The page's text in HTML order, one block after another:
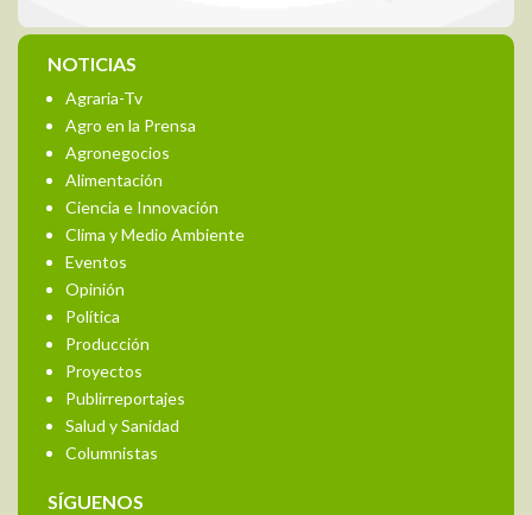
NOTICIAS
Agraria-Tv
Agro en la Prensa
Agronegocios
Alimentación
Ciencia e Innovación
Clima y Medio Ambiente
Eventos
Opinión
Política
Producción
Proyectos
Publirreportajes
Salud y Sanidad
Columnistas
SÍGUENOS